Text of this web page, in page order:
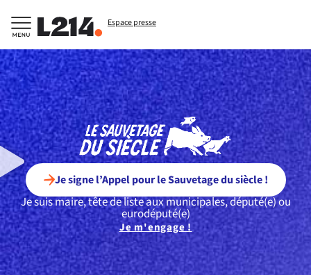
Espace presse
Je signe l’Appel pour le Sauvetage du siècle !
Je suis maire, tête de liste aux municipales, député(e) ou
eurodéputé(e)
Je m'engage !